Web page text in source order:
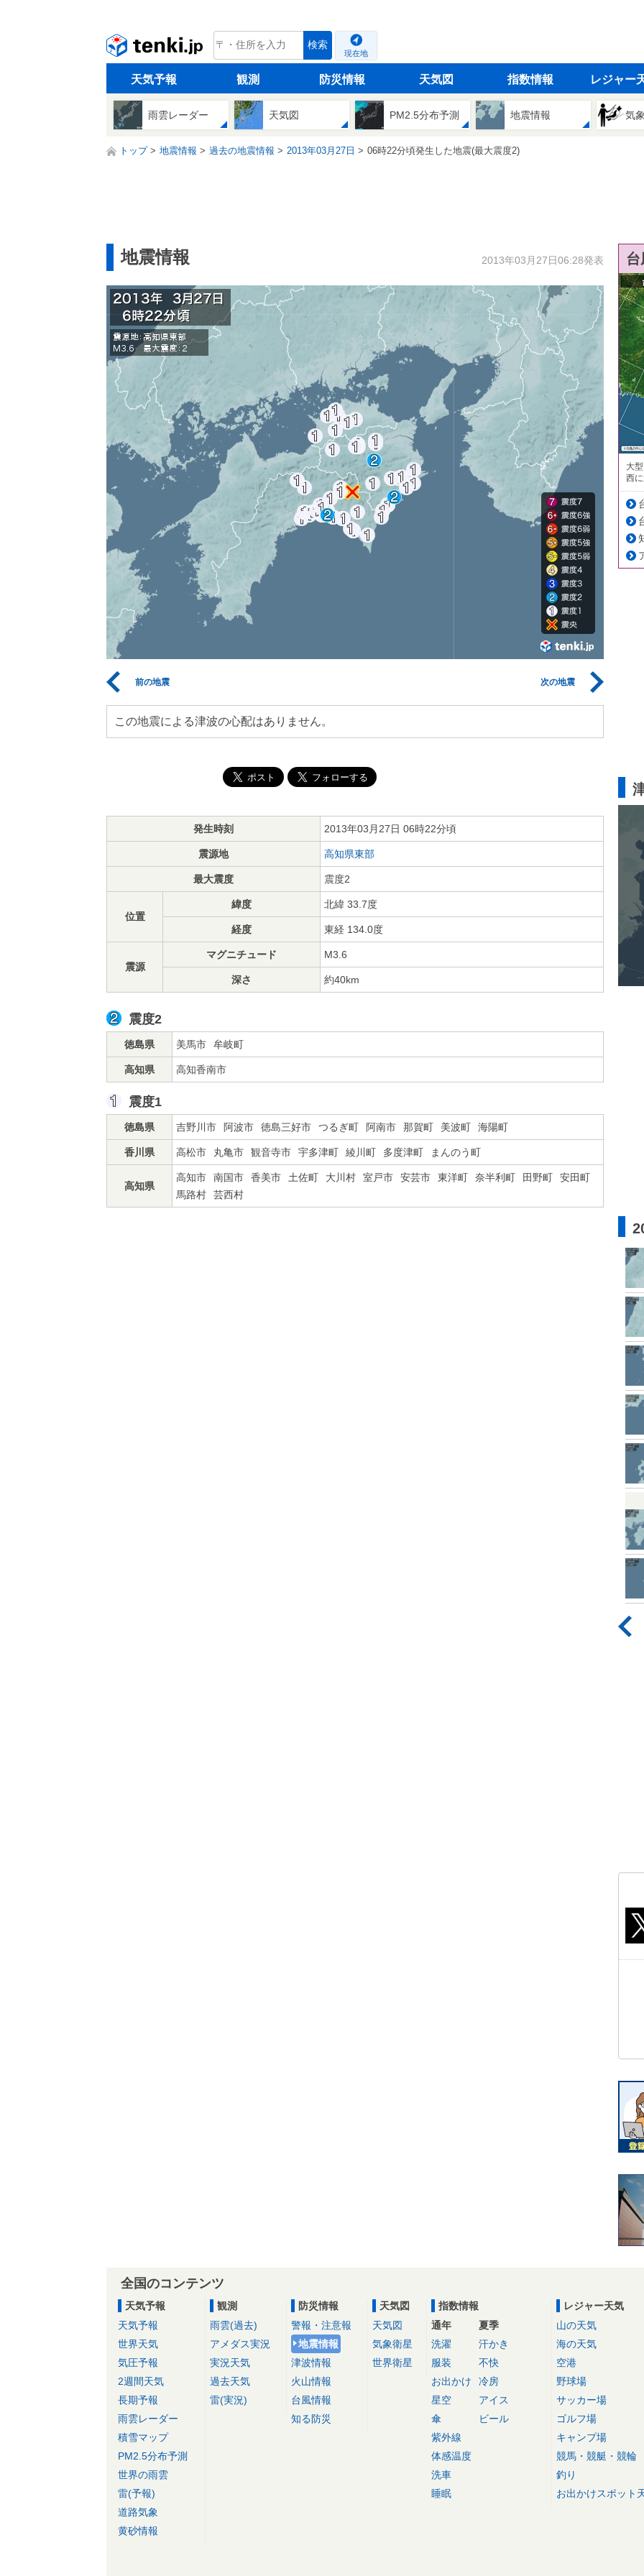
tenki.jp 検索
現在地
天気予報 観測 防災情報 天気図 指数情報 レジャー
雨雲レーダー 天気図 PM2.5分布予測 地震情報 気
トップ 地震情報 過去の地震情報 2013年03月27日 06時22分頃発生した地震(最大震度2)
地震情報 2013年03月27日06:28発表
前の地震 次の地震
この地震による津波の心配はありません。
発生時刻 2013年03月27日 06時22分頃
震源地 高知県東部
最大震度 震度2
位置
緯度 北緯 33.7度
経度 東経 134.0度
震源
マグニチュード M3.6
深さ 約40km
震度2
徳島県 美馬市 牟岐町
高知県 高知香南市
震度1
徳島県 吉野川市 阿波市 徳島三好市 つるぎ町 阿南市 那賀町 美波町 海陽町
香川県 高松市 丸亀市 観音寺市 宇多津町 綾川町 多度津町 まんのう町
高知県
高知市 南国市 香美市 土佐町 大川村 室戸市 安芸市 東洋町 奈半利町 田野町
安田町
馬路村
芸西村
大
西
全国のコンテンツ
天気予報
天気予報
世界天気
気圧予報
2週間天気
長期予報
雨雲レーダー
積雪マップ
PM2.5分布予測
世界の雨雲
雷(予報)
道路気象
黄砂情報
観測
雨雲(過去)
アメダス実況
実況天気
過去天気
雷(実況)
防災情報
警報・注意報
地震情報
津波情報
火山情報
台風情報
知る防災
天気図
天気図
気象衛星
世界衛星
指数情報
通年
洗濯
服装
お出かけ
星空
傘
紫外線
体感温度
洗車
睡眠
夏季
汗かき
不快
冷房
アイス
ビール
レジャー天気
山の天気
海の天気
空港
野球場
サッカー場
ゴルフ場
キャンプ場
競馬・競艇・競輪
釣り
お出かけスポット